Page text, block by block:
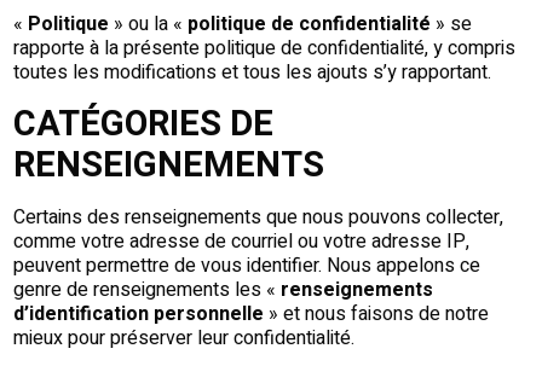
« Politique » ou la « politique de confidentialité » se
rapporte à la présente politique de confidentialité, y compris
toutes les modifications et tous les ajouts s’y rapportant.
CATÉGORIES DE
RENSEIGNEMENTS
Certains des renseignements que nous pouvons collecter,
comme votre adresse de courriel ou votre adresse IP,
peuvent permettre de vous identifier. Nous appelons ce
genre de renseignements les « renseignements
d’identification personnelle » et nous faisons de notre
mieux pour préserver leur confidentialité.